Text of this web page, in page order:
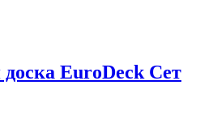
EuroDeck Сет